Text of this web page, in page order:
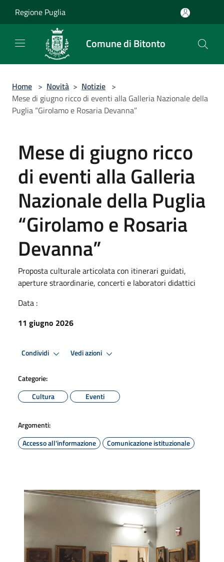
Regione Puglia
Comune di Bitonto
Home > Novità > Notizie >
Mese di giugno ricco di eventi alla Galleria Nazionale della
Puglia “Girolamo e Rosaria Devanna”
Mese di giugno ricco
di eventi alla Galleria
Nazionale della Puglia
“Girolamo e Rosaria
Devanna”
Proposta culturale articolata con itinerari guidati,
aperture straordinarie, concerti e laboratori didattici
Data :
11 giugno 2026
Condividi Vedi azioni
Categorie:
Cultura
Eventi
Argomenti:
Accesso all'informazione
Comunicazione istituzionale